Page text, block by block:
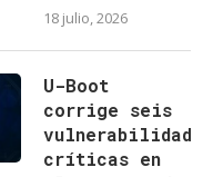
18 julio, 2026
U-Boot
corrige seis
vulnerabilidades
críticas en